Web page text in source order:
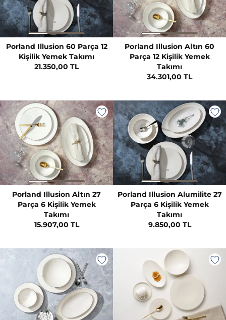
Porland Illusion 60 Parça 12
Kişilik Yemek Takımı
21.350,00 TL
Porland Illusion Altın 60
Parça 12 Kişilik Yemek
Takımı
34.301,00 TL
Porland Illusion Altın 27
Parça 6 Kişilik Yemek
Takımı
15.907,00 TL
Porland Illusion Alumilite 27
Parça 6 Kişilik Yemek
Takımı
9.850,00 TL